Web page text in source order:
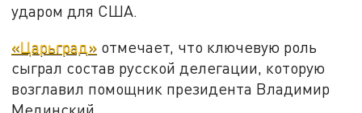
ударом для США.
«Царьград» отмечает, что ключевую роль
сыграл состав русской делегации, которую
возглавил помощник президента Владимир